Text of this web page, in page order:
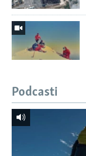
Podcasti